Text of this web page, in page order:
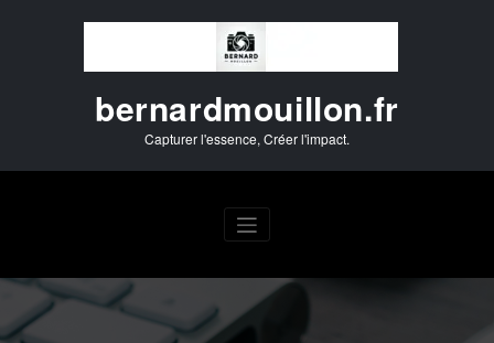
bernardmouillon.fr
Capturer l'essence, Créer l'impact.